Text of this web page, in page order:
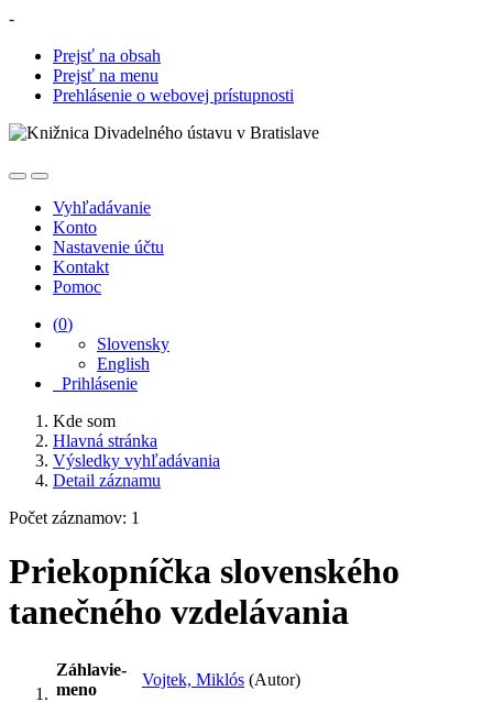
-
Prejsť na obsah
Prejsť na menu
Prehlásenie o webovej prístupnosti
Vyhľadávanie
Konto
Nastavenie účtu
Kontakt
Pomoc
(0)
Slovensky
English
Prihlásenie
Kde som
Hlavná stránka
Výsledky vyhľadávania
Detail záznamu
Počet záznamov: 1
Priekopníčka slovenského
tanečného vzdelávania
Záhlavie-
meno
Vojtek, Miklós (Autor)